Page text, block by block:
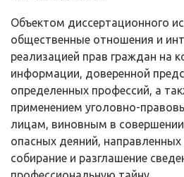
Объектом диссертационного
общественные отношения и
реализацией прав граждан на
информации, доверенной
определенных про­фессий, а
применением уголовно-
лицам, виновным в
опасных деяний,
собирание и разглашение